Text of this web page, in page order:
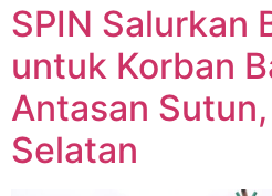
SPIN Salurkan
untuk Korban
Antasan
Selatan